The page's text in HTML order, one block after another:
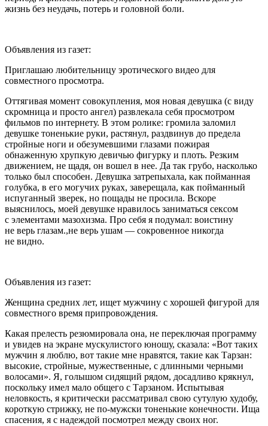
жизнь без неудачь, потерь и головной боли.
Объявления из газет:
Приглашаю любительницу эротического видео для
совместного просмотра.
Оттягивая момент совокупления, моя новая девушка (с виду
скромница и просто ангел) развлекала себя просмотром
фильмов по интернету. В этом ролике: громила заломил
девушке тоненькие руки, растянул, раздвинув до предела
стройные ноги и обезумевшими глазами пожирая
обнаженную хрупкую девичью фигурку и плоть. Резким
движением, не щадя, он вошел в нее. Да так грубо, насколько
только был способен. Девушка затрепыхала, как пойманная
голубка, в его могучих руках, заверещала, как пойманный
испуганный зверек, но пощады не просила. Вскоре
выяснилось, моей девушке нравилось заниматься сексом
с элементами мазохизма. Про себя я подумал: воистину
не верь глазам.,не верь ушам — сокровенное никогда
не видно.
Объявления из газет:
Женщина средних лет, ищет мужчину с хорошей фигурой для
совместного время припровождения.
Какая прелесть резюмировала она, не переключая программу
и увидев на экране мускулистого юношу, сказала: «Вот таких
мужчин я люблю, вот такие мне нравятся, такие как Тарзан:
высокие, стройные, мужественные, с длинными черными
волосами». Я, голышом сидящий рядом, досадливо крякнул,
поскольку имел мало общего с Тарзаном. Испытывая
неловкость, я критически рассматривал свою сутулую худобу,
короткую стрижку, не по-мужски тоненькие конечности. Ища
спасения, я с надеждой посмотрел между своих ног.